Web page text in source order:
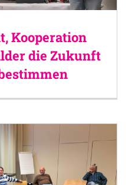
Kooperation
die Zukunft